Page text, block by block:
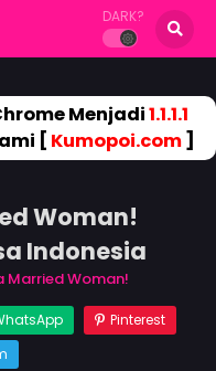
DARK?
Menjadi1.1.1.1
[ Kumopoi.com]
Woman!
Indonesia
Married Woman!
Pinterest